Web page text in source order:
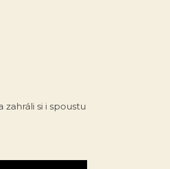
zahráli si i spoustu